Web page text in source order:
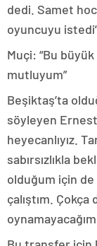
dedi. Samet
oyuncuyu
Muçi: “Bu
mutluyum”
Beşiktaş’ta
söyleyen
heyecanlıyız.
sabırsızlıkla
olduğum için de
çalıştım. Çokça
oynamayacağım